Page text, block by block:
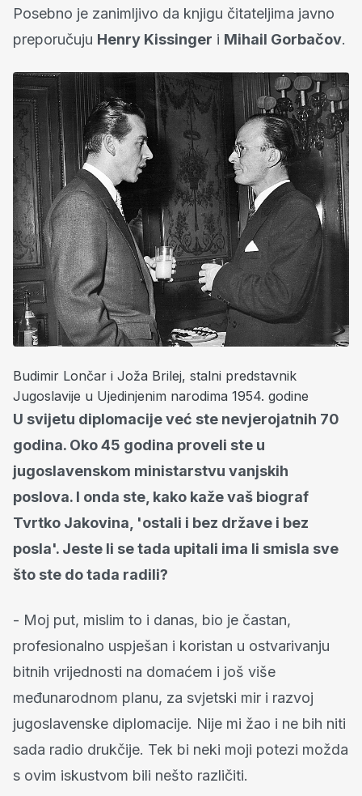
Posebno je zanimljivo da knjigu čitateljima javno
preporučuju Henry Kissinger i Mihail Gorbačov.
Budimir Lončar i Joža Brilej, stalni predstavnik
Jugoslavije u Ujedinjenim narodima 1954. godine
U svijetu diplomacije već ste nevjerojatnih 70
godina. Oko 45 godina proveli ste u
jugoslavenskom ministarstvu vanjskih
poslova. I onda ste, kako kaže vaš biograf
Tvrtko Jakovina, 'ostali i bez države i bez
posla'. Jeste li se tada upitali ima li smisla sve
što ste do tada radili?
- Moj put, mislim to i danas, bio je častan,
profesionalno uspješan i koristan u ostvarivanju
bitnih vrijednosti na domaćem i još više
međunarodnom planu, za svjetski mir i razvoj
jugoslavenske diplomacije. Nije mi žao i ne bih niti
sada radio drukčije. Tek bi neki moji potezi možda
s ovim iskustvom bili nešto različiti.